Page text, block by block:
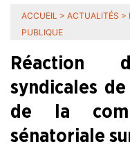
ACCUEIL > ACTUALITÉS >
PUBLIQUE
Réaction
syndicales de
de la
sénatoriale